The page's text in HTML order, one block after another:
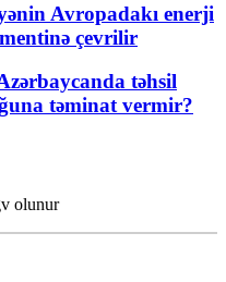
Avropadakı enerji
çevrilir
təhsil
təminat vermir?
olunur